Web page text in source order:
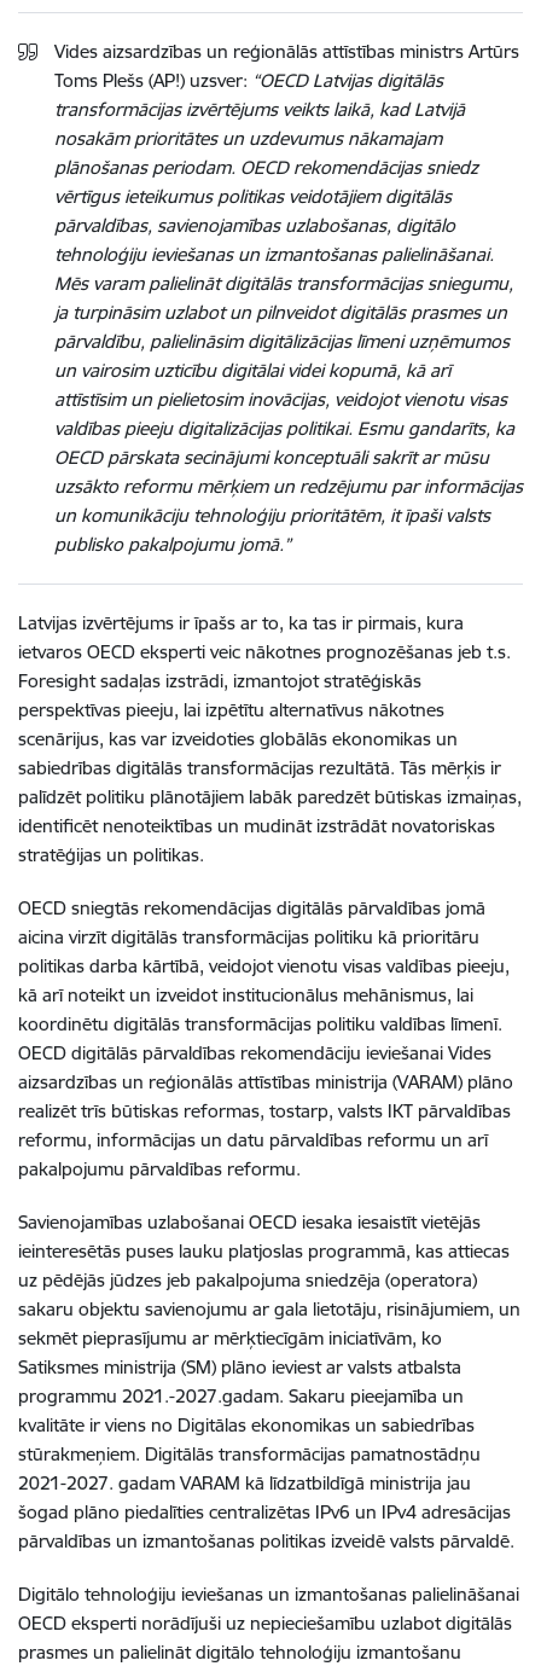
Vides aizsardzības un reģionālās attīstības ministrs Artūrs
Toms Plešs (AP!) uzsver: “OECD Latvijas digitālās
transformācijas izvērtējums veikts laikā, kad Latvijā
nosakām prioritātes un uzdevumus nākamajam
plānošanas periodam. OECD rekomendācijas sniedz
vērtīgus ieteikumus politikas veidotājiem digitālās
pārvaldības, savienojamības uzlabošanas, digitālo
tehnoloģiju ieviešanas un izmantošanas palielināšanai.
Mēs varam palielināt digitālās transformācijas sniegumu,
ja turpināsim uzlabot un pilnveidot digitālās prasmes un
pārvaldību, palielināsim digitālizācijas līmeni uzņēmumos
un vairosim uzticību digitālai videi kopumā, kā arī
attīstīsim un pielietosim inovācijas, veidojot vienotu visas
valdības pieeju digitalizācijas politikai. Esmu gandarīts, ka
OECD pārskata secinājumi konceptuāli sakrīt ar mūsu
uzsākto reformu mērķiem un redzējumu par informācijas
un komunikāciju tehnoloģiju prioritātēm, it īpaši valsts
publisko pakalpojumu jomā.”
Latvijas izvērtējums ir īpašs ar to, ka tas ir pirmais, kura
ietvaros OECD eksperti veic nākotnes prognozēšanas jeb t.s.
Foresight sadaļas izstrādi, izmantojot stratēģiskās
perspektīvas pieeju, lai izpētītu alternatīvus nākotnes
scenārijus, kas var izveidoties globālās ekonomikas un
sabiedrības digitālās transformācijas rezultātā. Tās mērķis ir
palīdzēt politiku plānotājiem labāk paredzēt būtiskas izmaiņas,
identificēt nenoteiktības un mudināt izstrādāt novatoriskas
stratēģijas un politikas.
OECD sniegtās rekomendācijas digitālās pārvaldības jomā
aicina virzīt digitālās transformācijas politiku kā prioritāru
politikas darba kārtībā, veidojot vienotu visas valdības pieeju,
kā arī noteikt un izveidot institucionālus mehānismus, lai
koordinētu digitālās transformācijas politiku valdības līmenī.
OECD digitālās pārvaldības rekomendāciju ieviešanai Vides
aizsardzības un reģionālās attīstības ministrija (VARAM) plāno
realizēt trīs būtiskas reformas, tostarp, valsts IKT pārvaldības
reformu, informācijas un datu pārvaldības reformu un arī
pakalpojumu pārvaldības reformu.
Savienojamības uzlabošanai OECD iesaka iesaistīt vietējās
ieinteresētās puses lauku platjoslas programmā, kas attiecas
uz pēdējās jūdzes jeb pakalpojuma sniedzēja (operatora)
sakaru objektu savienojumu ar gala lietotāju, risinājumiem, un
sekmēt pieprasījumu ar mērķtiecīgām iniciatīvām, ko
Satiksmes ministrija (SM) plāno ieviest ar valsts atbalsta
programmu 2021.-2027.gadam. Sakaru pieejamība un
kvalitāte ir viens no Digitālas ekonomikas un sabiedrības
stūrakmeņiem. Digitālās transformācijas pamatnostādņu
2021-2027. gadam VARAM kā līdzatbildīgā ministrija jau
šogad plāno piedalīties centralizētas IPv6 un IPv4 adresācijas
pārvaldības un izmantošanas politikas izveidē valsts pārvaldē.
Digitālo tehnoloģiju ieviešanas un izmantošanas palielināšanai
OECD eksperti norādījuši uz nepieciešamību uzlabot digitālās
prasmes un palielināt digitālo tehnoloģiju izmantošanu